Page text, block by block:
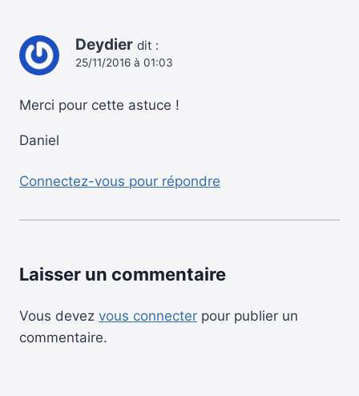
Deydier dit :
25/11/2016 à 01:03
Merci pour cette astuce !
Daniel
Connectez-vous pour répondre
Laisser un commentaire
Vous devez vous connecter pour publier un
commentaire.